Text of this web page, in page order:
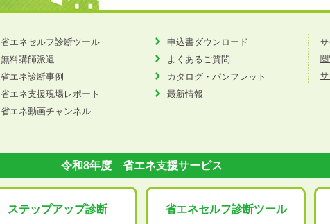
省エネセルフ診断ツール
無料講師派遣
省エネ診断事例
省エネ支援現場レポート
省エネ動画チャンネル
申込書ダウンロード
よくあるご質問
カタログ・パンフレット
最新情報
サ
令和8年度 省エネ支援サービス
ステップアップ診断
省エネセルフ診断ツール